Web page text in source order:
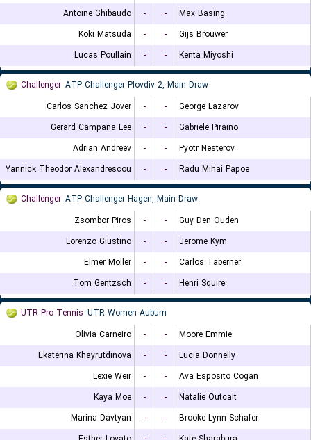
Antoine Ghibaudo
- -
Max Basing
Koki Matsuda
- -
Gijs Brouwer
Lucas Poullain
- - Kenta Miyoshi
Challenger ATP Challenger Plovdiv 2, Main Draw
Carlos Sanchez Jover
- -
George Lazarov
Gerard Campana Lee
- -
Gabriele Piraino
Adrian Andreev
- -
Pyotr Nesterov
Yannick Theodor Alexandrescou
- - Radu Mihai Papoe
Challenger ATP Challenger Hagen, Main Draw
Zsombor Piros
- -
Guy Den Ouden
Lorenzo Giustino
- -
Jerome Kym
Elmer Moller
- -
Carlos Taberner
Tom Gentzsch
- - Henri Squire
UTR Pro Tennis UTR Women Auburn
Olivia Carneiro
- -
Moore Emmie
Ekaterina Khayrutdinova
- -
Lucia Donnelly
Lexie Weir
- -
Ava Esposito Cogan
Kaya Moe
- -
Natalie Outcalt
Marina Davtyan
- -
Brooke Lynn Schafer